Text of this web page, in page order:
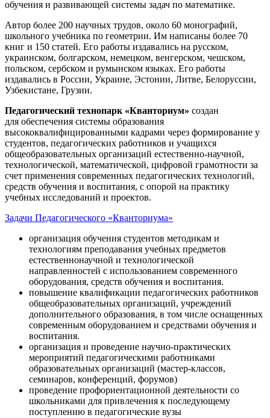
обучения и развивающей системы задач по математике.
Автор более 200 научных трудов, около 60 монографий,
школьного учебника по геометрии. Им написаны более 70
книг и 150 статей. Его работы издавались на русском,
украинском, болгарском, немецком, венгерском, чешском,
польском, сербском и румынском языках. Его работы
издавались в России, Украине, Эстонии, Литве, Белоруссии,
Узбекистане, Грузии.
Педагогический технопарк «Кванториум» создан
для обеспечения системы образования
высококвалифицированными кадрами через формирование у
студентов, педагогических работников и учащихся
общеобразовательных организаций естественно-научной,
технологической, математической, цифровой грамотности за
счет применения современных педагогических технологий,
средств обучения и воспитания, с опорой на практику
учебных исследований и проектов.
Задачи Педагогического «Кванториума»
организация обучения студентов методикам и
технологиям преподавания учебных предметов
естественнонаучной и технологической
направленностей с использованием современного
оборудования, средств обучения и воспитания.
повышение квалификации педагогических работников
общеобразовательных организаций, учреждений
дополнительного образования, в том числе оснащенных
современным оборудованием и средствами обучения и
воспитания.
организация и проведение научно-практических
мероприятий педагогическими работниками
образовательных организаций (мастер-классов,
семинаров, конференций, форумов)
проведение профориентационной деятельности со
школьниками для привлечения к последующему
поступлению в педагогические вузы